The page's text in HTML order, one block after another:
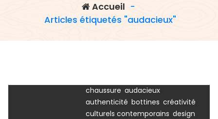
Accueil -
Articles étiquetés "audacieux"
chaussure audacieux
authenticité bottines créativité
culturels contemporains design